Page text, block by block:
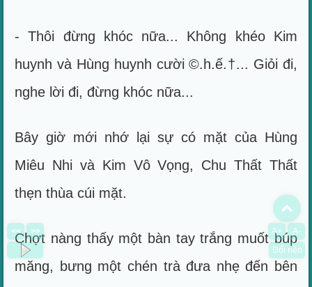
- Thôi đừng khóc nữa... Không khéo Kim
huynh và Hùng huynh cười ©.h.ế.†... Giỏi đi,
nghe lời đi, đừng khóc nữa...
Bây giờ mới nhớ lại sự có mặt của Hùng
Miêu Nhi và Kim Vô Vọng, Chu Thất Thất
thẹn thùa cúi mặt.
Chợt nàng thấy một bàn tay trắng muốt búp
măng, bưng một chén trà đưa nhẹ đến bên
>>
<< A+
A-
Đổi nền